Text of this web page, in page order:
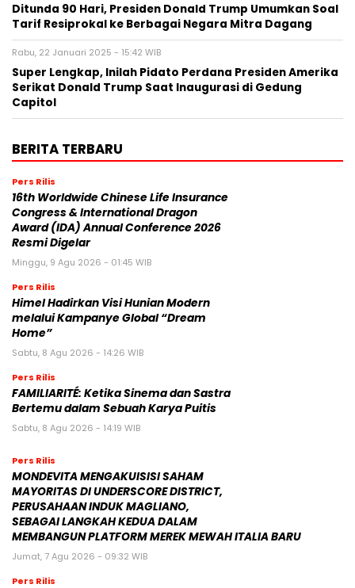
Ditunda 90 Hari, Presiden Donald Trump Umumkan Soal
Tarif Resiprokal ke Berbagai Negara Mitra Dagang
Rabu, 22 Januari 2025 - 15:42 WIB
Super Lengkap, Inilah Pidato Perdana Presiden Amerika
Serikat Donald Trump Saat Inaugurasi di Gedung
Capitol
BERITA TERBARU
Pers Rilis
16th Worldwide Chinese Life Insurance
Congress & International Dragon
Award (IDA) Annual Conference 2026
Resmi Digelar
Minggu, 9 Agu 2026 - 01:45 WIB
Pers Rilis
Himel Hadirkan Visi Hunian Modern
melalui Kampanye Global “Dream
Home”
Sabtu, 8 Agu 2026 - 14:26 WIB
Pers Rilis
FAMILIARITÉ: Ketika Sinema dan Sastra
Bertemu dalam Sebuah Karya Puitis
Sabtu, 8 Agu 2026 - 14:19 WIB
Pers Rilis
MONDEVITA MENGAKUISISI SAHAM
MAYORITAS DI UNDERSCORE DISTRICT,
PERUSAHAAN INDUK MAGLIANO,
SEBAGAI LANGKAH KEDUA DALAM
MEMBANGUN PLATFORM MEREK MEWAH ITALIA BARU
Jumat, 7 Agu 2026 - 09:32 WIB
Pers Rilis